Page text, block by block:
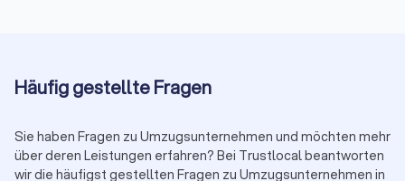
Weitere Kostenfaktoren
Kilometer
Verpackungsmaterial: 50 bis 200 €
Häufig gestellte Fragen
Sie haben Fragen zu Umzugsunternehmen und möchten mehr
über deren Leistungen erfahren? Bei Trustlocal beantworten
wir die häufigst gestellten Fragen zu Umzugsunternehmen in